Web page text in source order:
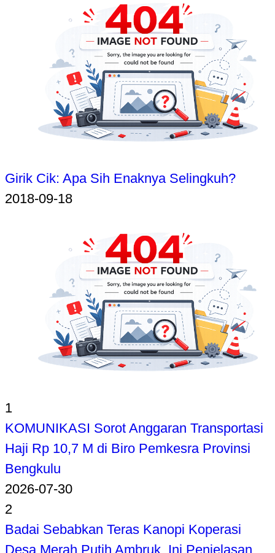
Girik Cik: Apa Sih Enaknya Selingkuh?
2018-09-18
1
KOMUNIKASI Sorot Anggaran Transportasi
Haji Rp 10,7 M di Biro Pemkesra Provinsi
Bengkulu
2026-07-30
2
Badai Sebabkan Teras Kanopi Koperasi
Desa Merah Putih Ambruk, Ini Penjelasan